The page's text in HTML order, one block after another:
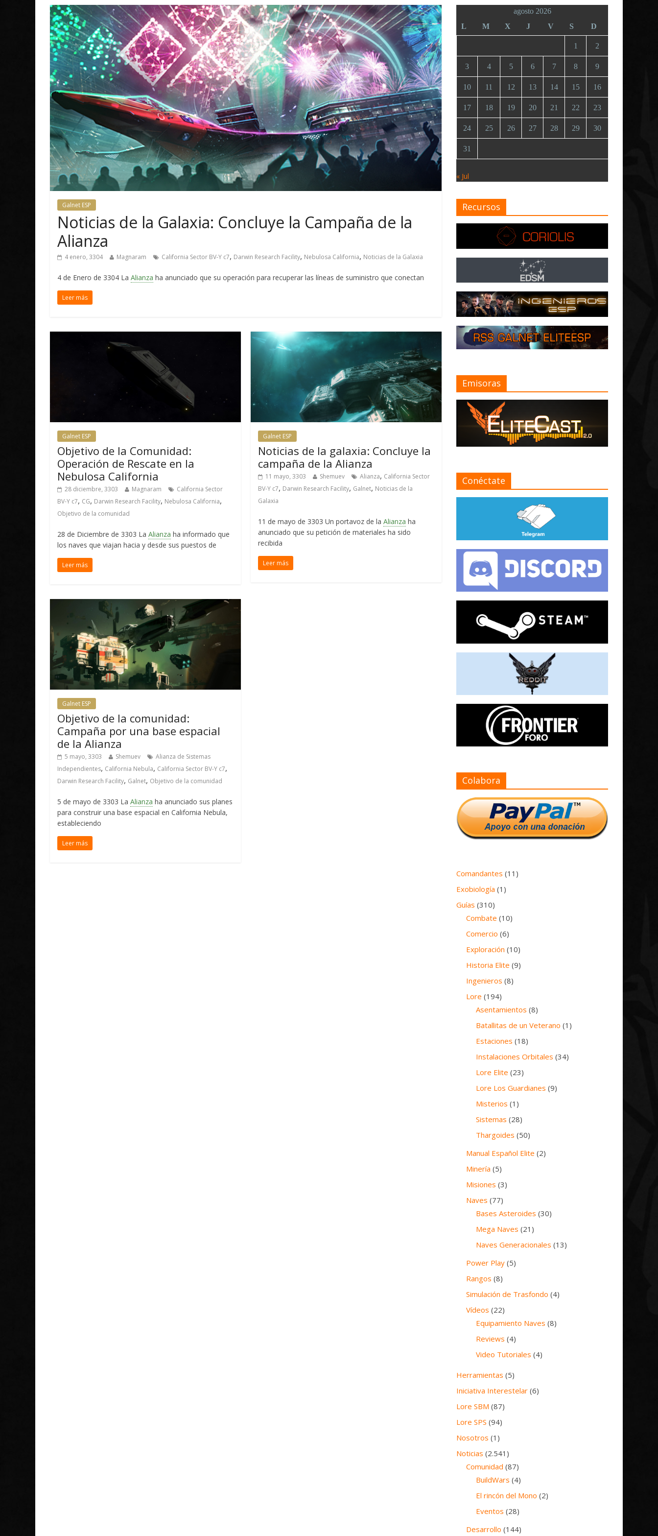
Galnet ESP
Noticias de la Galaxia: Concluye la Campaña de la
Alianza
4 enero, 3304 Magnaram California Sector BV-Y c7, Darwin Research Facility, Nebulosa California, Noticias de la Galaxia
4 de Enero de 3304 La Alianza ha anunciado que su operación para recuperar las líneas de suministro que conectan
Leer más
Galnet ESP
Objetivo de la Comunidad:
Operación de Rescate en la
Nebulosa California
28 diciembre, 3303 Magnaram
California Sector
BV-Y c7, CG, Darwin Research Facility, Nebulosa California,
Objetivo de la comunidad
28 de Diciembre de 3303 La Alianza ha informado que
los naves que viajan hacia y desde sus puestos de
Leer más
Galnet ESP
Noticias de la galaxia: Concluye la
campaña de la Alianza
11 mayo, 3303 Shemuev Alianza, California Sector
BV-Y c7, Darwin Research Facility, Galnet, Noticias de la
Galaxia
11 de mayo de 3303 Un portavoz de laAlianza ha
anunciado que su petición de materiales ha sido
recibida
Leer más
Galnet ESP
Objetivo de la comunidad:
Campaña por una base espacial
de la Alianza
5 mayo, 3303 Shemuev
Alianza de Sistemas
Independientes, California Nebula, California Sector BV-Y c7,
Darwin Research Facility, Galnet, Objetivo de la comunidad
5 de mayo de 3303 La Alianza ha anunciado sus planes
para construir una base espacial en California Nebula,
estableciendo
Leer más
agosto 2026
L
M X J V S D
1 2
3 4 5 6 7 8 9
10 11 12 13 14 15 16
17 18 19 20 21 22 23
24 25 26 27 28 29 30
31
« Jul
Recursos
Emisoras
Conéctate
Colabora
Comandantes (11)
Exobiología (1)
Guías (310)
Combate (10)
Comercio (6)
Exploración (10)
Historia Elite (9)
Ingenieros (8)
Lore (194)
Asentamientos (8)
Batallitas de un Veterano (1)
Estaciones (18)
Instalaciones Orbitales (34)
Lore Elite (23)
Lore Los Guardianes (9)
Misterios (1)
Sistemas (28)
Thargoides (50)
Manual Español Elite (2)
Minería (5)
Misiones (3)
Naves (77)
Bases Asteroides (30)
Mega Naves (21)
Naves Generacionales (13)
Power Play (5)
Rangos (8)
Simulación de Trasfondo (4)
Vídeos (22)
Equipamiento Naves (8)
Reviews (4)
Video Tutoriales (4)
Herramientas (5)
Iniciativa Interestelar (6)
Lore SBM (87)
Lore SPS (94)
Nosotros (1)
Noticias (2.541)
Comunidad (87)
BuildWars (4)
El rincón del Mono (2)
Eventos (28)
Desarrollo (144)